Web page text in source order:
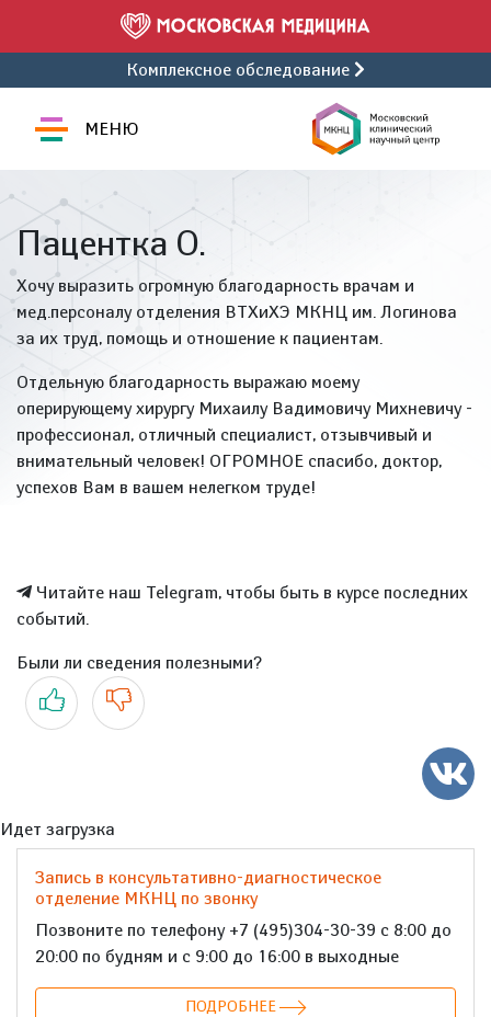
Комплексное обследование
МЕНЮ
Пацентка О.
Хочу выразить огромную благодарность врачам и
мед.персоналу отделения ВТХиХЭ МКНЦ им. Логинова
за их труд, помощь и отношение к пациентам.
Отдельную благодарность выражаю моему
оперирующему хирургу Михаилу Вадимовичу Михневичу -
профессионал, отличный специалист, отзывчивый и
внимательный человек! ОГРОМНОЕ спасибо, доктор,
успехов Вам в вашем нелегком труде!
Читайте наш Telegram, чтобы быть в курсе последних
событий.
Были ли сведения полезными?
Да Нет
Идет загрузка
Запись в консультативно-диагностическое
отделение МКНЦ по звонку
Позвоните по телефону +7 (495)304-30-39 с 8:00 до
20:00 по будням и с 9:00 до 16:00 в выходные
ПОДРОБНЕЕ